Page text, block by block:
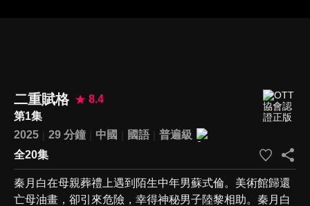
二重賦格
8.4
第1集
2025
29 分鐘 中國 國語
普遍級
全20集
秦月白在母親葬禮上遇到陌生中年男蘇式倫。美術館歸還
亡母油畫，卻引來危險，幸得神秘男子陸黎相助。秦月白